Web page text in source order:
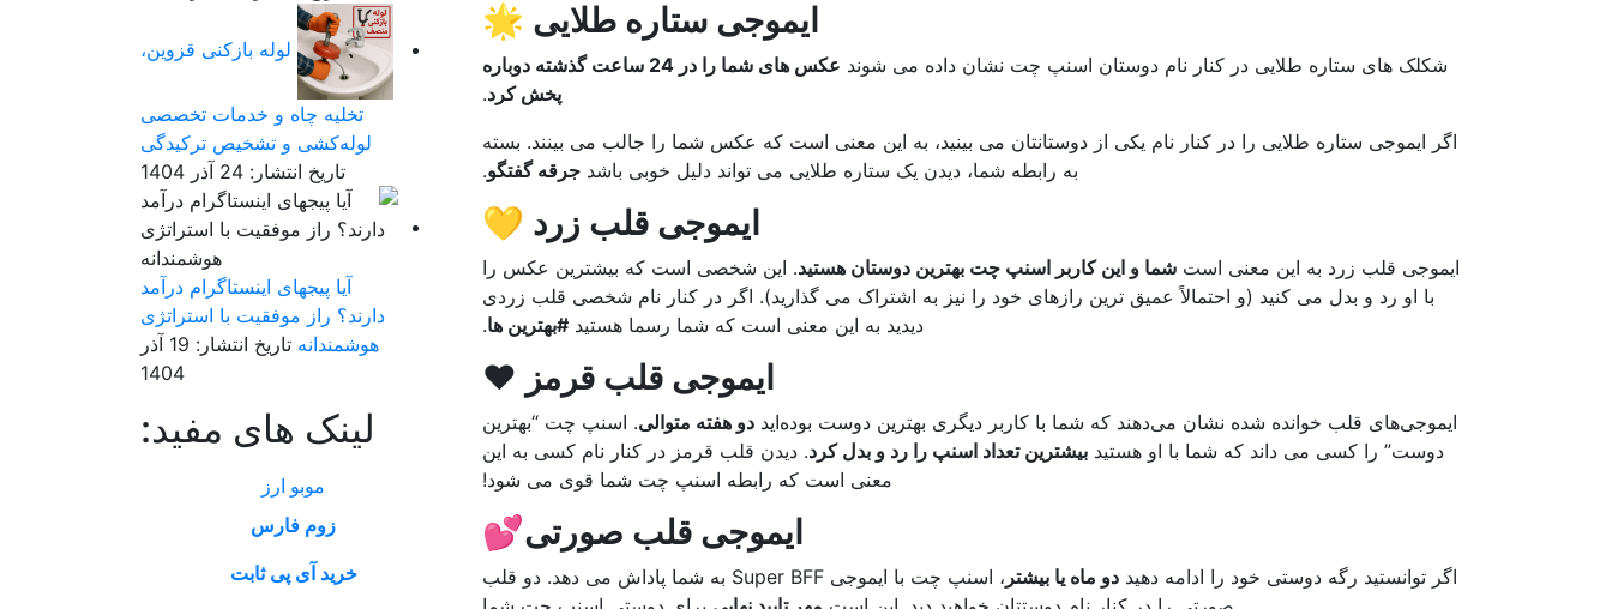
ایموجی ستاره طلایی 🌟
شکلک های ستاره طلایی در کنار نام دوستان اسنپ چت نشان داده می شوند
عکس های شما را در 24 ساعت گذشته دوباره
پخش کرد.
اگر ایموجی ستاره طلایی را در کنار نام یکی از دوستانتان می بینید، به این معنی است که عکس شما را جالب می بینند. بسته
به رابطه شما، دیدن یک ستاره طلایی می تواند دلیل خوبی باشد جرقه گفتگو.
ایموجی قلب زرد 💛
ایموجی قلب زرد به این معنی است شما و این کاربر اسنپ چت بهترین دوستان هستید. این شخصی است که بیشترین عکس را
با او رد و بدل می کنید (و احتمالاً عمیق ترین رازهای خود را نیز به اشتراک می گذارید). اگر در کنار نام شخصی قلب زردی
دیدید به این معنی است که شما رسما هستید #بهترین ها.
ایموجی قلب قرمز ❤️
ایموجی‌های قلب خوانده شده نشان می‌دهند که شما با کاربر دیگری بهترین دوست بوده‌اید دو هفته متوالی. اسنپ ​​چت “بهترین
دوست” را کسی می داند که شما با او هستید بیشترین تعداد اسنپ را رد و بدل کرد. دیدن قلب قرمز در کنار نام کسی به این
معنی است که رابطه اسنپ چت شما قوی می شود!
ایموجی قلب صورتی💕
اگر توانستید رگه دوستی خود را ادامه دهید دو ماه یا بیشتر
، اسنپ چت با ایموجی Super BFF به شما پاداش می دهد. دو قلب
لوله بازکنی قزوین،
تخلیه چاه و خدمات تخصصی
لوله‌کشی و تشخیص ترکیدگی
تاریخ انتشار: 24 آذر 1404
آیا پیجهای اینستاگرام درآمد
دارند؟ راز موفقیت با استراتژی
هوشمندانه
تاریخ انتشار: 19 آذر
1404
لینک های مفید:
موبو ارز
زوم فارس
خرید آی پی ثابت